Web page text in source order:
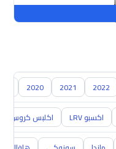
2022
2021
2020
اكسبو LRV اكلبس كروس